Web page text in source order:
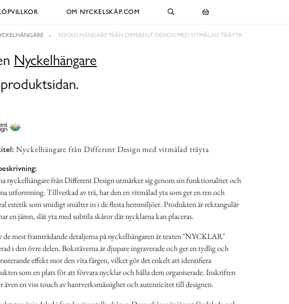
OM NYCKELSKÅP.COM
NYCKELHÄNGARE FRÅN DIFFERENT DESIGN MED VITMÅLAD TRÄYTA
Nyckelhängare
Nyckelhängare från Different Design med vitmålad träyta
nyckelhängare från Different Design utmärker sig genom sin funktionalitet och
utformning. Tillverkad av trä, har den en vitmålad yta som ger en ren och
estetik som smidigt smälter in i de flesta hemmiljöer. Produkten är rektangulär
en jämn, slät yta med subtila skåror där nycklarna kan placeras.
de mest framträdande detaljerna på nyckelhängaren är texten "NYCKLAR"
i den övre delen. Bokstäverna är djupare ingraverade och ger en tydlig och
effekt mot den vita färgen, vilket gör det enkelt att identifiera
som en plats för att förvara nycklar och hålla dem organiserade. Inskriften
en viss touch av hantverksmässighet och autenticitet till designen.